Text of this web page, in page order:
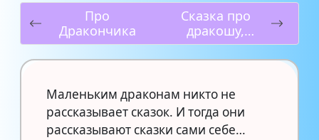
Про
Дракончика
Сказка про
дракошу,
который
любил цветы
Маленьким драконам никто не
рассказывает сказок. И тогда они
рассказывают сказки сами себе…